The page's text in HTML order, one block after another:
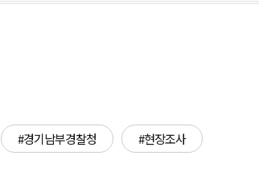
#경기남부경찰청
#현장조사